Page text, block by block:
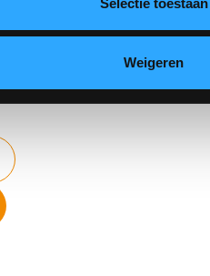
Weigeren
zorgen dat jouw
ook als jij er